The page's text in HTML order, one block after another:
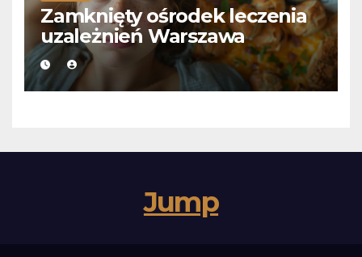
Zamknięty ośrodek leczenia
uzależnień Warszawa
Jump